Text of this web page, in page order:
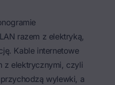
razem z elektryką,
Kable internetowe
z elektrycznymi, czyli
wylewki, a